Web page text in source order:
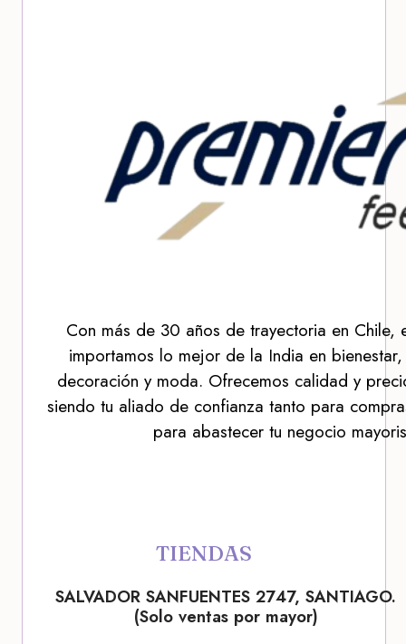
Con más de 30 años de trayectoria en Chile,
importamos lo mejor de la India en
decoración y moda. Ofrecemos calidad y
siendo tu aliado de confianza tanto para
para abastecer tu negocio
TIENDAS
SALVADOR SANFUENTES 2747, SANTIAGO.
(Solo ventas por mayor)